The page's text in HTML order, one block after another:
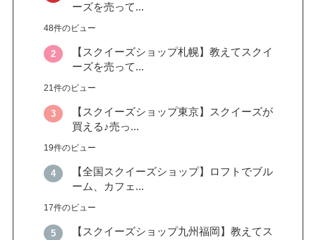
ーズを売って...
48件のビュー
【スクイーズショップ札幌】教えてスクイ
ーズを売って...
21件のビュー
【スクイーズショップ東京】スクイーズが
買える♪売っ...
19件のビュー
【全国スクイーズショップ】ロフトでブル
ーム、カフェ...
17件のビュー
【スクイーズショップ九州福岡】教えてス